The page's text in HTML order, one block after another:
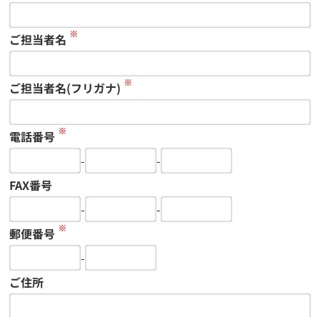
ご担当者名 ※
ご担当者名(フリガナ) ※
電話番号 ※
-
-
FAX番号
-
-
郵便番号 ※
-
ご住所